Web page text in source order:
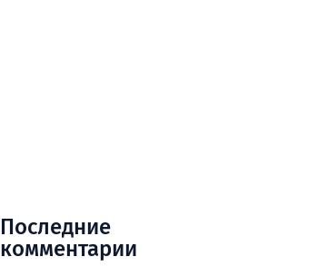
Последние
комментарии